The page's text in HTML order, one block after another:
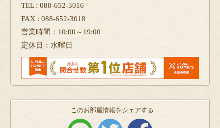
TEL : 088-652-3016
FAX : 088-652-3018
営業時間：10:00～19:00
定休日：水曜日
このお部屋情報をシェアする